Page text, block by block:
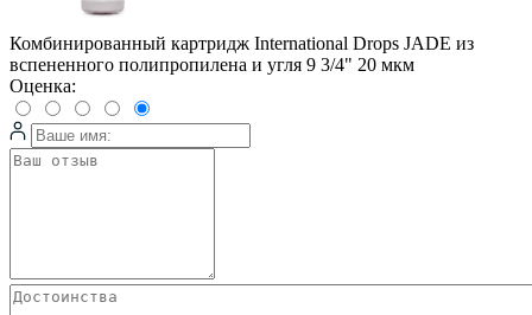
Комбинированный картридж International Drops JADE из
вспененного полипропилена и угля 9 3/4" 20 мкм
Оценка: